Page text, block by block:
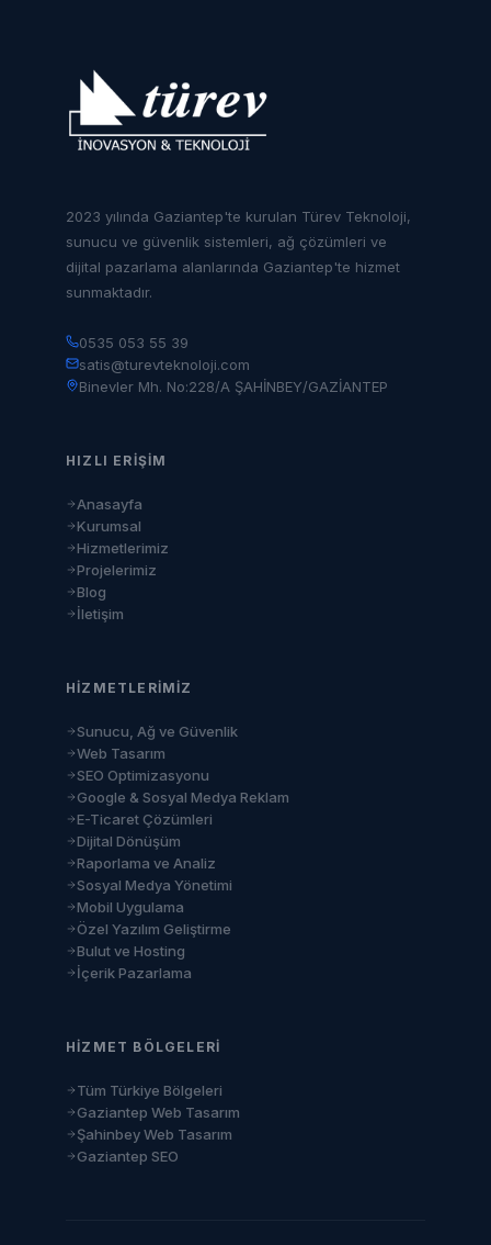
2023 yılında Gaziantep'te kurulan Türev Teknoloji,
sunucu ve güvenlik sistemleri, ağ çözümleri ve
dijital pazarlama alanlarında Gaziantep'te hizmet
sunmaktadır.
0535 053 55 39
satis@turevteknoloji.com
Binevler Mh. No:228/A ŞAHİNBEY/GAZİANTEP
HIZLI ERIŞIM
Anasayfa
Kurumsal
Hizmetlerimiz
Projelerimiz
Blog
İletişim
HIZMETLERIMIZ
Sunucu, Ağ ve Güvenlik
Web Tasarım
SEO Optimizasyonu
Google & Sosyal Medya Reklam
E-Ticaret Çözümleri
Dijital Dönüşüm
Raporlama ve Analiz
Sosyal Medya Yönetimi
Mobil Uygulama
Özel Yazılım Geliştirme
Bulut ve Hosting
İçerik Pazarlama
HIZMET BÖLGELERI
Tüm Türkiye Bölgeleri
Gaziantep Web Tasarım
Şahinbey Web Tasarım
Gaziantep SEO